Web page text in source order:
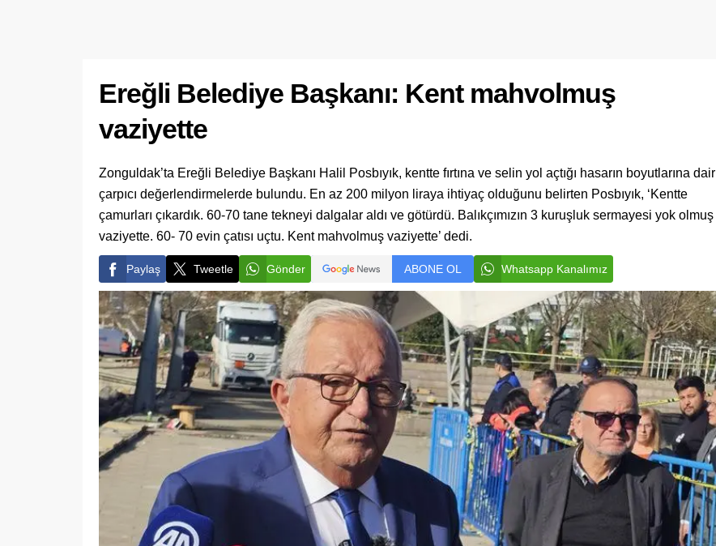
Ereğli Belediye Başkanı: Kent mahvolmuş
vaziyette
Zonguldak’ta Ereğli Belediye Başkanı Halil Posbıyık, kentte fırtına ve selin yol açtığı hasarın boyutlarına dair
çarpıcı değerlendirmelerde bulundu. En az 200 milyon liraya ihtiyaç olduğunu belirten Posbıyık, ‘Kentte
çamurları çıkardık. 60-70 tane tekneyi dalgalar aldı ve götürdü. Balıkçımızın 3 kuruşluk sermayesi yok olmuş
vaziyette. 60- 70 evin çatısı uçtu. Kent mahvolmuş vaziyette’ dedi.
Paylaş Tweetle Gönder ABONE OL Whatsapp Kanalımız